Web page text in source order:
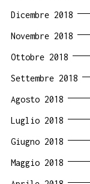
Dicembre 2018
Novembre 2018
Ottobre 2018
Settembre 2018
Agosto 2018
Luglio 2018
Giugno 2018
Maggio 2018